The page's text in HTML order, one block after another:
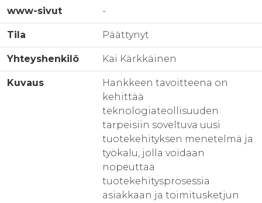
www-sivut -
Tila Päättynyt
Yhteyshenkilö Kai Kärkkäinen
Kuvaus
Hankkeen tavoitteena on
kehittää
teknologiateollisuuden
tarpeisiin soveltuva uusi
tuotekehityksen menetelmä ja
työkalu, jolla voidaan
nopeuttaa
tuotekehitysprosessia
asiakkaan ja toimitusketjun